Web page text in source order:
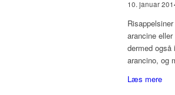
10. januar
arancine
dermed også
arancino, og
Læs mere